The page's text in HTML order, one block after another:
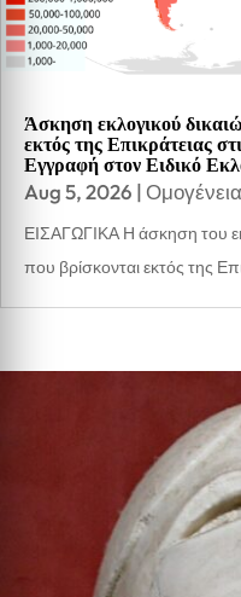
Άσκηση εκλογικού
εκτός της Επικράτειας
Εγγραφή στον Ειδικό
Aug 5, 2026 |Ομογένεια
ΕΙΣΑΓΩΓΙΚΑ Η άσκηση του
που βρίσκονται εκτός της